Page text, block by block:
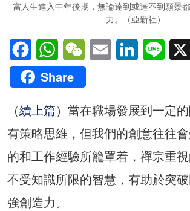
當人生進入中年後期，無論達到或達不到願景
力。（亞新社）
FacebookWhatsAppWeChatEmail LinkedInLine
Share
（續上篇）當在職場發展到一定
有策略思維，但我們的創意往往
的和工作經驗所籠罩着，禪宗重
不受知識所限的智慧，有助於突
強創造力。